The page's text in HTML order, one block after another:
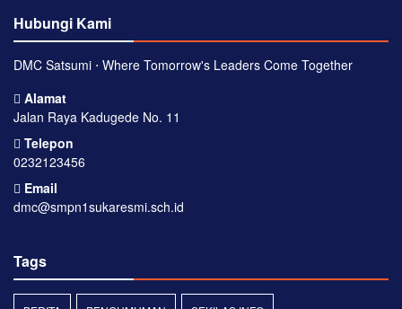
Hubungi Kami
DMC Satsumi ⋅ Where Tomorrow's Leaders Come Together
Alamat
Jalan Raya Kadugede No. 11
Telepon
0232123456
Email
dmc@smpn1sukaresmi.sch.id
Tags